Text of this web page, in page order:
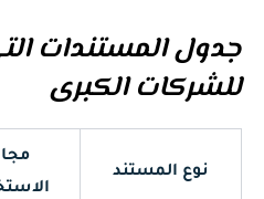
جدول المستندات
للشركات الكبرى
نوع المستند